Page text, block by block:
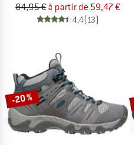
84,95 € à partir de 59,47 €
4,4(13)
-20 %